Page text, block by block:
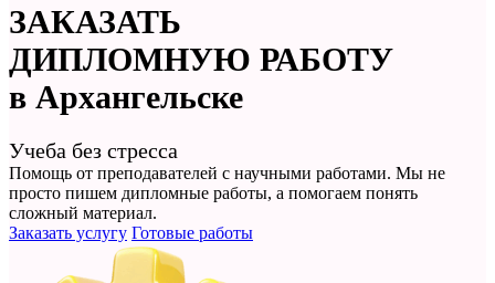
ЗАКАЗАТЬ
ДИПЛОМНУЮ РАБОТУ
в Архангельске
Учеба без стресса
Помощь от преподавателей с научными работами. Мы не
просто пишем дипломные работы, а помогаем понять
сложный материал.
Заказать услугу Готовые работы